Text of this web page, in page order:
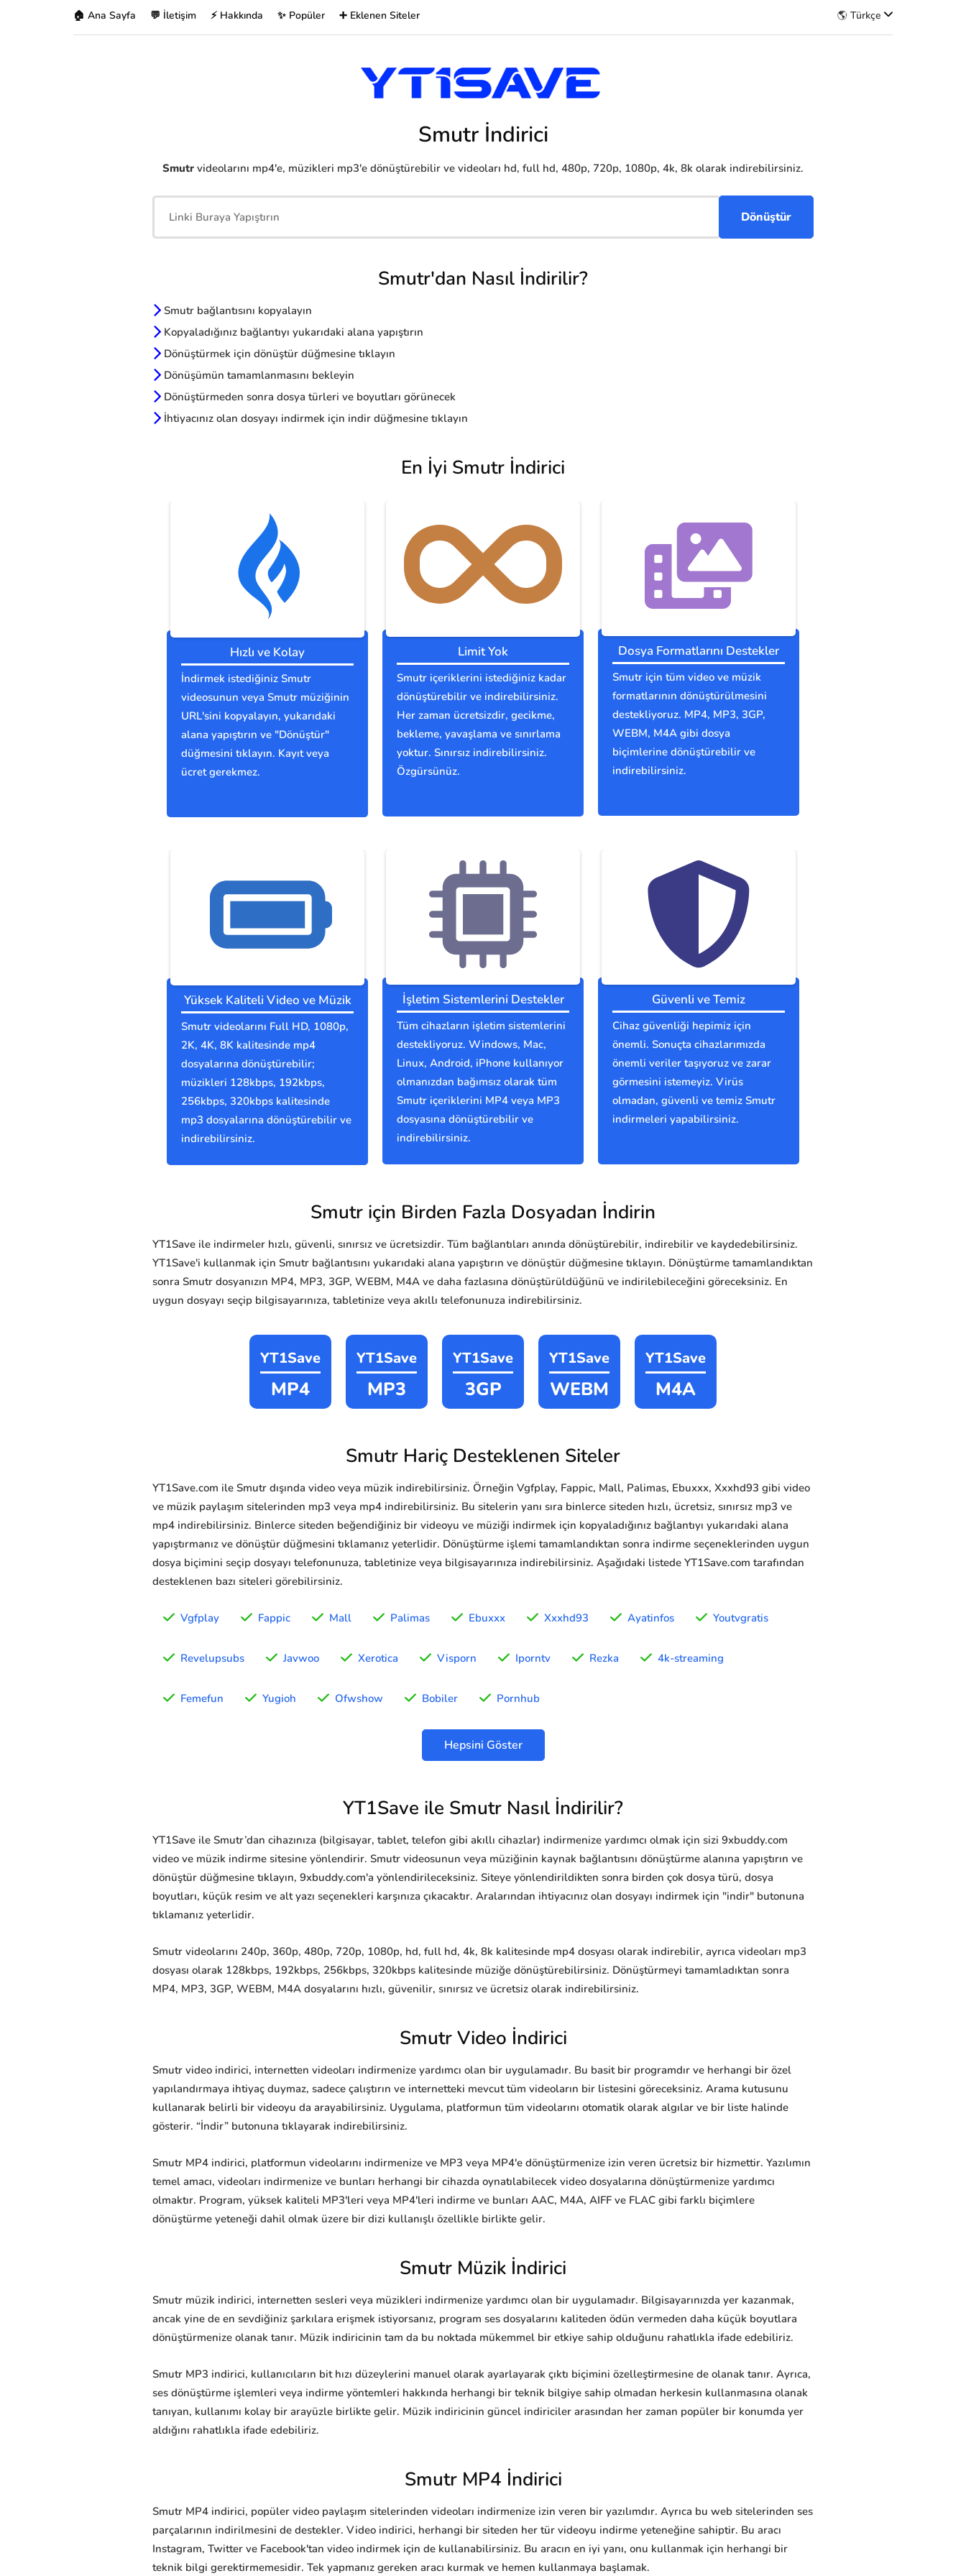
🏠 Ana Sayfa 💬 İletişim ⚡ Hakkında ✨ Popüler ➕ Eklenen Siteler 🌎 Türkçe
Smutr İndirici
Smutr videolarını mp4'e, müzikleri mp3'e dönüştürebilir ve videoları hd, full hd, 480p, 720p, 1080p, 4k, 8k olarak indirebilirsiniz.
Smutr'dan Nasıl İndirilir?
Smutr bağlantısını kopyalayın
Kopyaladığınız bağlantıyı yukarıdaki alana yapıştırın
Dönüştürmek için dönüştür düğmesine tıklayın
Dönüşümün tamamlanmasını bekleyin
Dönüştürmeden sonra dosya türleri ve boyutları görünecek
İhtiyacınız olan dosyayı indirmek için indir düğmesine tıklayın
En İyi Smutr İndirici
Hızlı ve Kolay
İndirmek istediğiniz Smutr
videosunun veya Smutr müziğinin
URL'sini kopyalayın, yukarıdaki
alana yapıştırın ve "Dönüştür"
düğmesini tıklayın. Kayıt veya
ücret gerekmez.
Limit Yok
Smutr içeriklerini istediğiniz kadar
dönüştürebilir ve indirebilirsiniz.
Her zaman ücretsizdir, gecikme,
bekleme, yavaşlama ve sınırlama
yoktur. Sınırsız indirebilirsiniz.
Özgürsünüz.
Dosya Formatlarını Destekler
Smutr için tüm video ve müzik
formatlarının dönüştürülmesini
destekliyoruz. MP4, MP3, 3GP,
WEBM, M4A gibi dosya
biçimlerine dönüştürebilir ve
indirebilirsiniz.
Yüksek Kaliteli Video ve Müzik
Smutr videolarını Full HD, 1080p,
2K, 4K, 8K kalitesinde mp4
dosyalarına dönüştürebilir;
müzikleri 128kbps, 192kbps,
256kbps, 320kbps kalitesinde
mp3 dosyalarına dönüştürebilir ve
indirebilirsiniz.
İşletim Sistemlerini Destekler
Tüm cihazların işletim sistemlerini
destekliyoruz. Windows, Mac,
Linux, Android, iPhone kullanıyor
olmanızdan bağımsız olarak tüm
Smutr içeriklerini MP4 veya MP3
dosyasına dönüştürebilir ve
indirebilirsiniz.
Güvenli ve Temiz
Cihaz güvenliği hepimiz için
önemli. Sonuçta cihazlarımızda
önemli veriler taşıyoruz ve zarar
görmesini istemeyiz. Virüs
olmadan, güvenli ve temiz Smutr
indirmeleri yapabilirsiniz.
Smutr için Birden Fazla Dosyadan İndirin
YT1Save ile indirmeler hızlı, güvenli, sınırsız ve ücretsizdir. Tüm bağlantıları anında dönüştürebilir, indirebilir ve kaydedebilirsiniz.
YT1Save'i kullanmak için Smutr bağlantısını yukarıdaki alana yapıştırın ve dönüştür düğmesine tıklayın. Dönüştürme tamamlandıktan
sonra Smutr dosyanızın MP4, MP3, 3GP, WEBM, M4A ve daha fazlasına dönüştürüldüğünü ve indirilebileceğini göreceksiniz. En
uygun dosyayı seçip bilgisayarınıza, tabletinize veya akıllı telefonunuza indirebilirsiniz.
YT1Save
MP4
YT1Save
MP3
YT1Save
3GP
YT1Save
WEBM
YT1Save
M4A
Smutr Hariç Desteklenen Siteler
YT1Save.com ile Smutr dışında video veya müzik indirebilirsiniz. Örneğin Vgfplay, Fappic, Mall, Palimas, Ebuxxx, Xxxhd93 gibi video
ve müzik paylaşım sitelerinden mp3 veya mp4 indirebilirsiniz. Bu sitelerin yanı sıra binlerce siteden hızlı, ücretsiz, sınırsız mp3 ve
mp4 indirebilirsiniz. Binlerce siteden beğendiğiniz bir videoyu ve müziği indirmek için kopyaladığınız bağlantıyı yukarıdaki alana
yapıştırmanız ve dönüştür düğmesini tıklamanız yeterlidir. Dönüştürme işlemi tamamlandıktan sonra indirme seçeneklerinden uygun
dosya biçimini seçip dosyayı telefonunuza, tabletinize veya bilgisayarınıza indirebilirsiniz. Aşağıdaki listede YT1Save.com tarafından
desteklenen bazı siteleri görebilirsiniz.
Vgfplay Fappic Mall Palimas Ebuxxx Xxxhd93 Ayatinfos Youtvgratis
Revelupsubs Javwoo Xerotica Visporn Iporntv Rezka 4k-streaming
Femefun Yugioh Ofwshow Bobiler Pornhub
Hepsini Göster
YT1Save ile Smutr Nasıl İndirilir?
YT1Save ile Smutr’dan cihazınıza (bilgisayar, tablet, telefon gibi akıllı cihazlar) indirmenize yardımcı olmak için sizi 9xbuddy.com
video ve müzik indirme sitesine yönlendirir. Smutr videosunun veya müziğinin kaynak bağlantısını dönüştürme alanına yapıştırın ve
dönüştür düğmesine tıklayın, 9xbuddy.com'a yönlendirileceksiniz. Siteye yönlendirildikten sonra birden çok dosya türü, dosya
boyutları, küçük resim ve alt yazı seçenekleri karşınıza çıkacaktır. Aralarından ihtiyacınız olan dosyayı indirmek için "indir" butonuna
tıklamanız yeterlidir.
Smutr videolarını 240p, 360p, 480p, 720p, 1080p, hd, full hd, 4k, 8k kalitesinde mp4 dosyası olarak indirebilir, ayrıca videoları mp3
dosyası olarak 128kbps, 192kbps, 256kbps, 320kbps kalitesinde müziğe dönüştürebilirsiniz. Dönüştürmeyi tamamladıktan sonra
MP4, MP3, 3GP, WEBM, M4A dosyalarını hızlı, güvenilir, sınırsız ve ücretsiz olarak indirebilirsiniz.
Smutr Video İndirici
Smutr video indirici, internetten videoları indirmenize yardımcı olan bir uygulamadır. Bu basit bir programdır ve herhangi bir özel
yapılandırmaya ihtiyaç duymaz, sadece çalıştırın ve internetteki mevcut tüm videoların bir listesini göreceksiniz. Arama kutusunu
kullanarak belirli bir videoyu da arayabilirsiniz. Uygulama, platformun tüm videolarını otomatik olarak algılar ve bir liste halinde
gösterir. “İndir” butonuna tıklayarak indirebilirsiniz.
Smutr MP4 indirici, platformun videolarını indirmenize ve MP3 veya MP4'e dönüştürmenize izin veren ücretsiz bir hizmettir. Yazılımın
temel amacı, videoları indirmenize ve bunları herhangi bir cihazda oynatılabilecek video dosyalarına dönüştürmenize yardımcı
olmaktır. Program, yüksek kaliteli MP3'leri veya MP4'leri indirme ve bunları AAC, M4A, AIFF ve FLAC gibi farklı biçimlere
dönüştürme yeteneği dahil olmak üzere bir dizi kullanışlı özellikle birlikte gelir.
Smutr Müzik İndirici
Smutr müzik indirici, internetten sesleri veya müzikleri indirmenize yardımcı olan bir uygulamadır. Bilgisayarınızda yer kazanmak,
ancak yine de en sevdiğiniz şarkılara erişmek istiyorsanız, program ses dosyalarını kaliteden ödün vermeden daha küçük boyutlara
dönüştürmenize olanak tanır. Müzik indiricinin tam da bu noktada mükemmel bir etkiye sahip olduğunu rahatlıkla ifade edebiliriz.
Smutr MP3 indirici, kullanıcıların bit hızı düzeylerini manuel olarak ayarlayarak çıktı biçimini özelleştirmesine de olanak tanır. Ayrıca,
ses dönüştürme işlemleri veya indirme yöntemleri hakkında herhangi bir teknik bilgiye sahip olmadan herkesin kullanmasına olanak
tanıyan, kullanımı kolay bir arayüzle birlikte gelir. Müzik indiricinin güncel indiriciler arasından her zaman popüler bir konumda yer
aldığını rahatlıkla ifade edebiliriz.
Smutr MP4 İndirici
Smutr MP4 indirici, popüler video paylaşım sitelerinden videoları indirmenize izin veren bir yazılımdır. Ayrıca bu web sitelerinden ses
parçalarının indirilmesini de destekler. Video indirici, herhangi bir siteden her tür videoyu indirme yeteneğine sahiptir. Bu aracı
Instagram, Twitter ve Facebook'tan video indirmek için de kullanabilirsiniz. Bu aracın en iyi yanı, onu kullanmak için herhangi bir
teknik bilgi gerektirmemesidir. Tek yapmanız gereken aracı kurmak ve hemen kullanmaya başlamak.